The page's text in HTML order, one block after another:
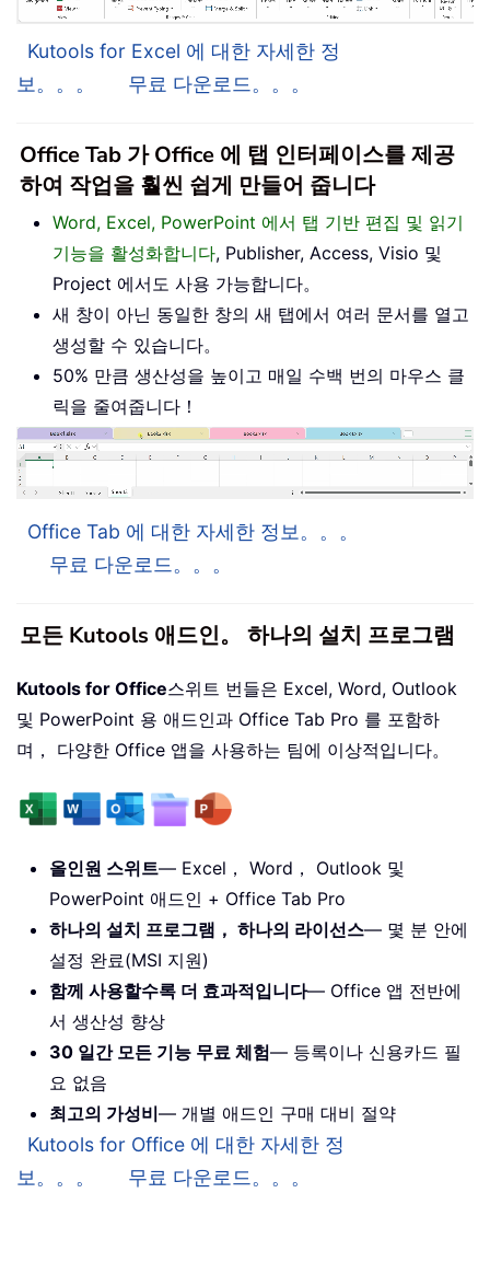
Kutools for Excel 에 대한 자세한 정
보。。。
무료 다운로드。。。
Office Tab 가 Office 에 탭 인터페이스를 제공
하여 작업을 훨씬 쉽게 만들어 줍니다
Word, Excel, PowerPoint 에서 탭 기반 편집 및 읽기
기능을 활성화합니다, Publisher, Access, Visio 및
Project 에서도 사용 가능합니다。
새 창이 아닌 동일한 창의 새 탭에서 여러 문서를 열고
생성할 수 있습니다。
50% 만큼 생산성을 높이고 매일 수백 번의 마우스 클
릭을 줄여줍니다！
Office Tab 에 대한 자세한 정보。。。
무료 다운로드。。。
모든 Kutools 애드인。 하나의 설치 프로그램
Kutools for Office스위트 번들은 Excel, Word, Outlook
및 PowerPoint 용 애드인과 Office Tab Pro 를 포함하
며， 다양한 Office 앱을 사용하는 팀에 이상적입니다。
올인원 스위트— Excel， Word， Outlook 및
PowerPoint 애드인 + Office Tab Pro
하나의 설치 프로그램， 하나의 라이선스— 몇 분 안에
설정 완료(MSI 지원)
함께 사용할수록 더 효과적입니다— Office 앱 전반에
서 생산성 향상
30 일간 모든 기능 무료 체험— 등록이나 신용카드 필
요 없음
최고의 가성비— 개별 애드인 구매 대비 절약
Kutools for Office 에 대한 자세한 정
보。。。
무료 다운로드。。。